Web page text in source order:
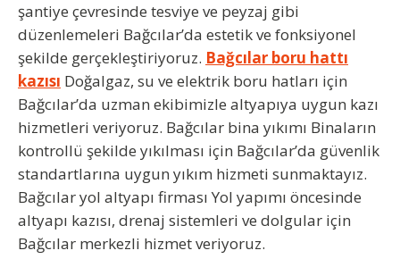
şantiye çevresinde tesviye ve peyzaj gibi
düzenlemeleri Bağcılar’da estetik ve fonksiyonel
şekilde gerçekleştiriyoruz. Bağcılar boru hattı
kazısı Doğalgaz, su ve elektrik boru hatları için
Bağcılar’da uzman ekibimizle altyapıya uygun kazı
hizmetleri veriyoruz. Bağcılar bina yıkımı Binaların
kontrollü şekilde yıkılması için Bağcılar’da güvenlik
standartlarına uygun yıkım hizmeti sunmaktayız.
Bağcılar yol altyapı firması Yol yapımı öncesinde
altyapı kazısı, drenaj sistemleri ve dolgular için
Bağcılar merkezli hizmet veriyoruz.